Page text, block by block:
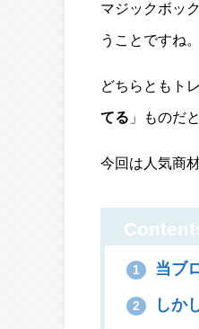
マジックボッ
うことですね。
どちらともト
てる 」ものだ
今回は人気商
1 当ブ
2 しか